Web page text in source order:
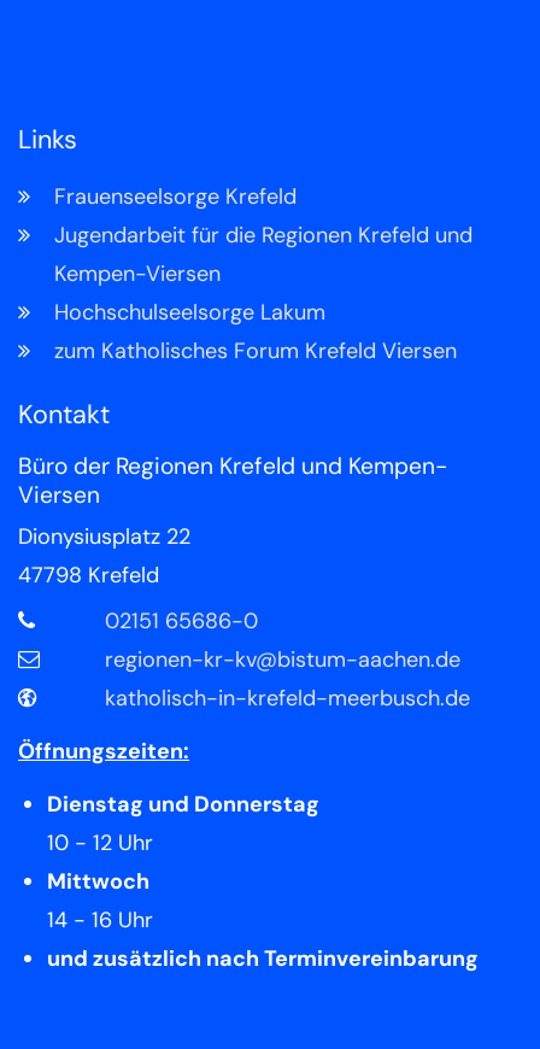
Links
Frauenseelsorge Krefeld
Jugendarbeit für die Regionen Krefeld und
Kempen-Viersen
Hochschulseelsorge Lakum
zum Katholisches Forum Krefeld Viersen
Kontakt
Büro der Regionen Krefeld und Kempen-
Viersen
Dionysiusplatz 22
47798 Krefeld
02151 65686-0
regionen-kr-kv@bistum-aachen.de
katholisch-in-krefeld-meerbusch.de
Öffnungszeiten:
Dienstag und Donnerstag
10 - 12 Uhr
Mittwoch
14 - 16 Uhr
und zusätzlich nach Terminvereinbarung